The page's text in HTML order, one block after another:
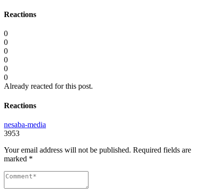
Reactions
0
0
0
0
0
0
Already reacted for this post.
Reactions
nesaba-media
3953
Your email address will not be published. Required fields are
marked *